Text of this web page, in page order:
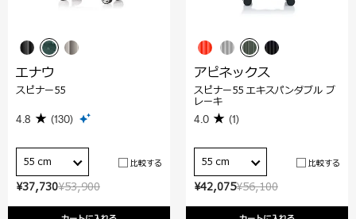
¥53,900
¥37,730
エナウ
スピナー55
4.8 (130)
55 cm 比較する
¥56,100
¥42,075
アピネックス
スピナー55 エキスパンダブル ブ
レーキ
4.0 (1)
55 cm 比較する